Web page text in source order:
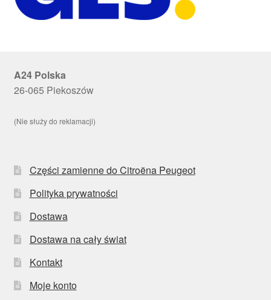
A24 Polska
26-065 Piekoszów
(Nie służy do reklamacji)
Części zamienne do Citroëna Peugeot
Polityka prywatności
Dostawa
Dostawa na cały świat
Kontakt
Moje konto